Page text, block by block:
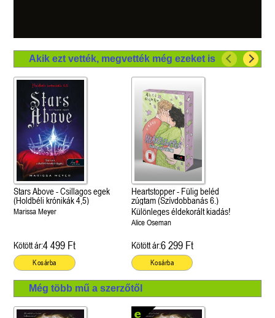
Akik ezt vették, megvették még ezeket is
Stars Above - Csillagos egek
(Holdbéli krónikák 4,5)
Marissa Meyer
Kötött ár:4 499 Ft
Kosárba
Heartstopper - Fülig beléd
zúgtam (Szívdobbanás 6.)
Különleges éldekorált kiadás!
Alice Oseman
Kötött ár:6 299 Ft
Kosárba
Még több mű a szerzőtől